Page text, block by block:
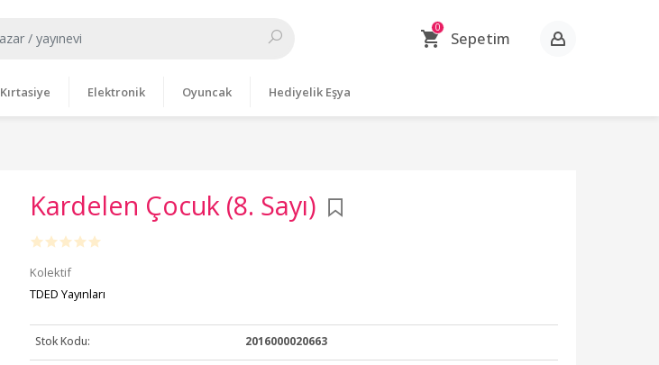
Sepetim
0
Kırtasiye Elektronik Oyuncak Hediyelik Eşya
Kardelen Çocuk (8. Sayı)
Kolektif
TDED Yayınları
Stok Kodu: 2016000020663